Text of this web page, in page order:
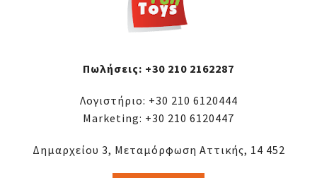
Πωλήσεις: +30 210 2162287
Λογιστήριο: +30 210 6120444
Marketing: +30 210 6120447
Δημαρχείου 3, Μεταμόρφωση Αττικής, 14 452